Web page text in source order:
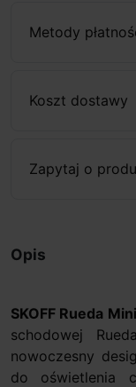
Metody
Koszt dostawy
Zapytaj o
Opis
SKOFF Rueda
schodowej
nowoczesny
do oświetlenia